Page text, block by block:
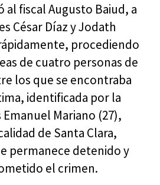
al fiscal Augusto Baiud, a
César Díaz y Jodath
procediendo
de cuatro personas de
los que se encontraba
identificada por la
Mariano (27),
de Santa Clara,
permanece detenido y
el crimen.